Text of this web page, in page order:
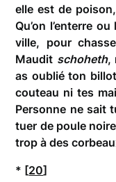
elle est de
Qu’on l’enterre
ville, pour
Maudit schoheth,
as oublié ton
couteau ni tes
Personne ne sait
tuer de poule
trop à des
* [20]